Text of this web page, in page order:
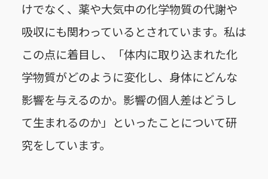
けでなく、薬や大気中の化学物質の代謝や
吸収にも関わっているとされています。私は
この点に着目し、「体内に取り込まれた化
学物質がどのように変化し、身体にどんな
影響を与えるのか。影響の個人差はどうし
て生まれるのか」といったことについて研
究をしています。